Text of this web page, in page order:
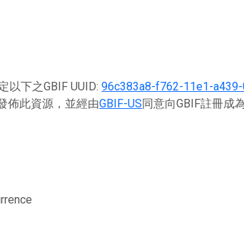
以下之GBIF UUID:96c383a8-f762-11e1-
佈此資源，並經由GBIF-US同意向GBIF註冊成